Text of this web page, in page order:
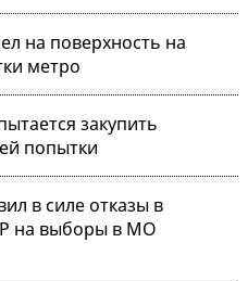
на поверхность на
метро
закупить
попытки
в силе отказы в
на выборы в МО